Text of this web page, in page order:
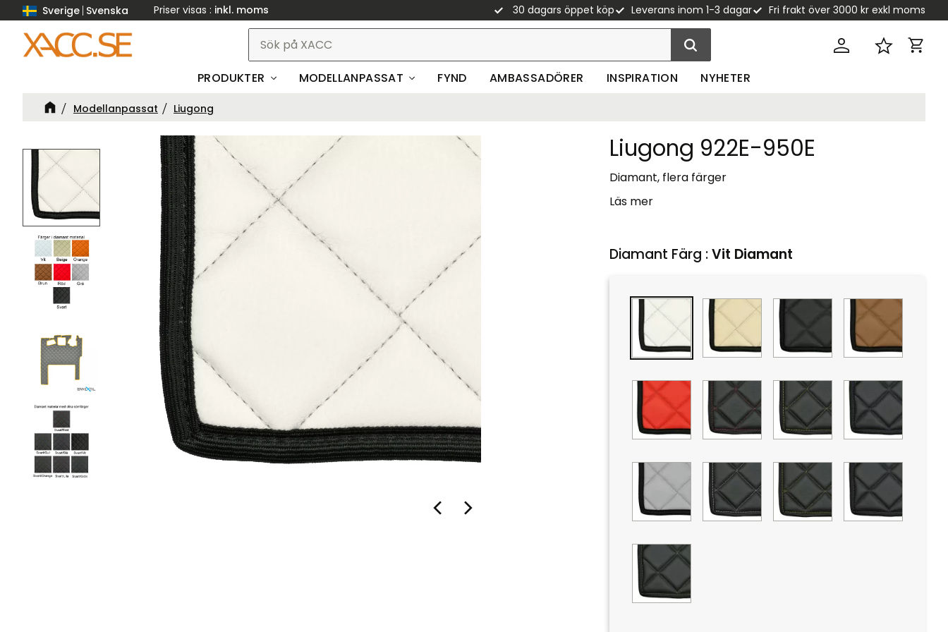
Sverige Svenska Priser visas inkl. moms 30 dagars öppet köp Leverans inom 1-3 dagar Fri frakt över 3000 kr exkl moms
Favoriter
PRODUKTER MODELLANPASSAT FYND AMBASSADÖRER INSPIRATION NYHETER
Modellanpassat Liugong
Liugong 922E-950E
Diamant, flera färger
Läs mer
Diamant Färg :Vit Diamant